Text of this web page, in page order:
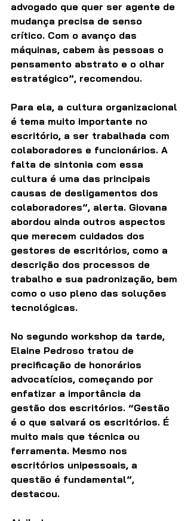
advogado que quer ser agente de
mudança precisa de senso
crítico. Com o avanço das
máquinas, cabem às pessoas o
pensamento abstrato e o olhar
estratégico”, recomendou.
Para ela, a cultura organizacional
é tema muito importante no
escritório, a ser trabalhada com
colaboradores e funcionários. A
falta de sintonia com essa
cultura é uma das principais
causas de desligamentos dos
colaboradores”, alerta. Giovana
abordou ainda outros aspectos
que merecem cuidados dos
gestores de escritórios, como a
descrição dos processos de
trabalho e sua padronização, bem
como o uso pleno das soluções
tecnológicas.
No segundo workshop da tarde,
Elaine Pedroso tratou de
precificação de honorários
advocatícios, começando por
enfatizar a importância da
gestão dos escritórios. “Gestão
é o que salvará os escritórios. É
muito mais que técnica ou
ferramenta. Mesmo nos
escritórios unipessoais, a
questão é fundamental”,
destacou.